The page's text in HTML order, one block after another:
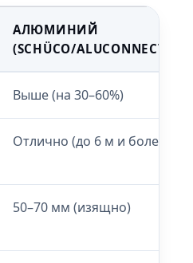
АЛЮМИНИЙ
(SCHÜCO/ALUCONNECT)
Выше (на 30–60%)
Отлично (до 6 м и более)
50–70 мм (изящно)